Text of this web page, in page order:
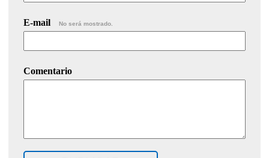
E-mail No será mostrado.
Comentario